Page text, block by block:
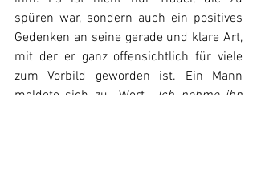
spüren war, sondern auch ein positives
Gedenken an seine gerade und klare Art,
mit der er ganz offensichtlich für viele
zum Vorbild geworden ist. Ein Mann
meldete sich zu  Wort,
„Ich nehme ihn